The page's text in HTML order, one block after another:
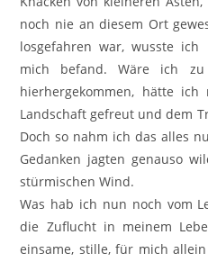
noch nie an diesem Ort
losgefahren war, wusste
mich befand. Wäre ich
hierhergekommen, hätte
Landschaft gefreut und dem
Doch so nahm ich das alles
Gedanken jagten genauso
stürmischen Wind.
Was hab ich nun noch vom
die Zuflucht in meinem
einsame, stille, für mich